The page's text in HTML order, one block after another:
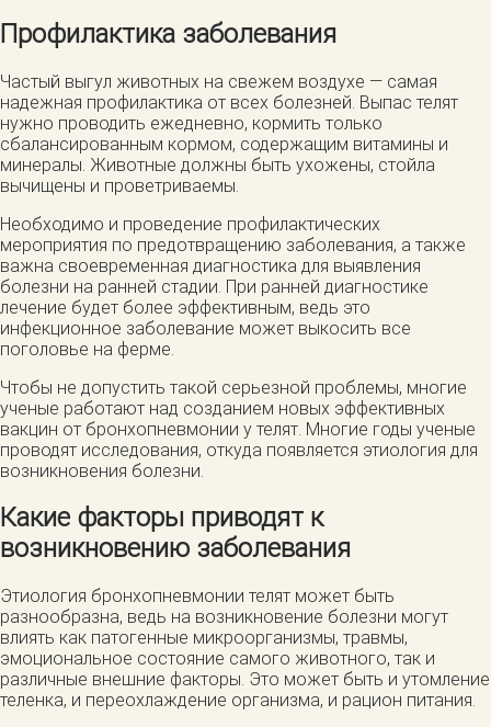
Профилактика заболевания
Частый выгул животных на свежем воздухе — самая
надежная профилактика от всех болезней. Выпас телят
нужно проводить ежедневно, кормить только
сбалансированным кормом, содержащим витамины и
минералы. Животные должны быть ухожены, стойла
вычищены и проветриваемы.
Необходимо и проведение профилактических
мероприятия по предотвращению заболевания, а также
важна своевременная диагностика для выявления
болезни на ранней стадии. При ранней диагностике
лечение будет более эффективным, ведь это
инфекционное заболевание может выкосить все
поголовье на ферме.
Чтобы не допустить такой серьезной проблемы, многие
ученые работают над созданием новых эффективных
вакцин от бронхопневмонии у телят. Многие годы ученые
проводят исследования, откуда появляется этиология для
возникновения болезни.
Какие факторы приводят к
возникновению заболевания
Этиология бронхопневмонии телят может быть
разнообразна, ведь на возникновение болезни могут
влиять как патогенные микроорганизмы, травмы,
эмоциональное состояние самого животного, так и
различные внешние факторы. Это может быть и утомление
теленка, и переохлаждение организма, и рацион питания.